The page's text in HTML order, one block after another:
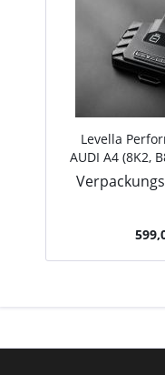
Levella
AUDI A4 (8K2,
TFSI quattro,